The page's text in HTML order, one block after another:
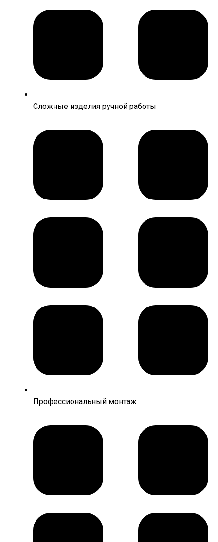
Сложные изделия ручной работы
Профессиональный монтаж